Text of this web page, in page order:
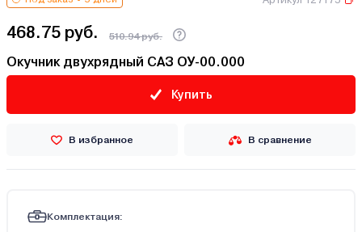
468.75 руб. 510.94 руб.
Окучник двухрядный САЗ ОУ-00.000
Купить
В избранное В сравнение
Комплектация: